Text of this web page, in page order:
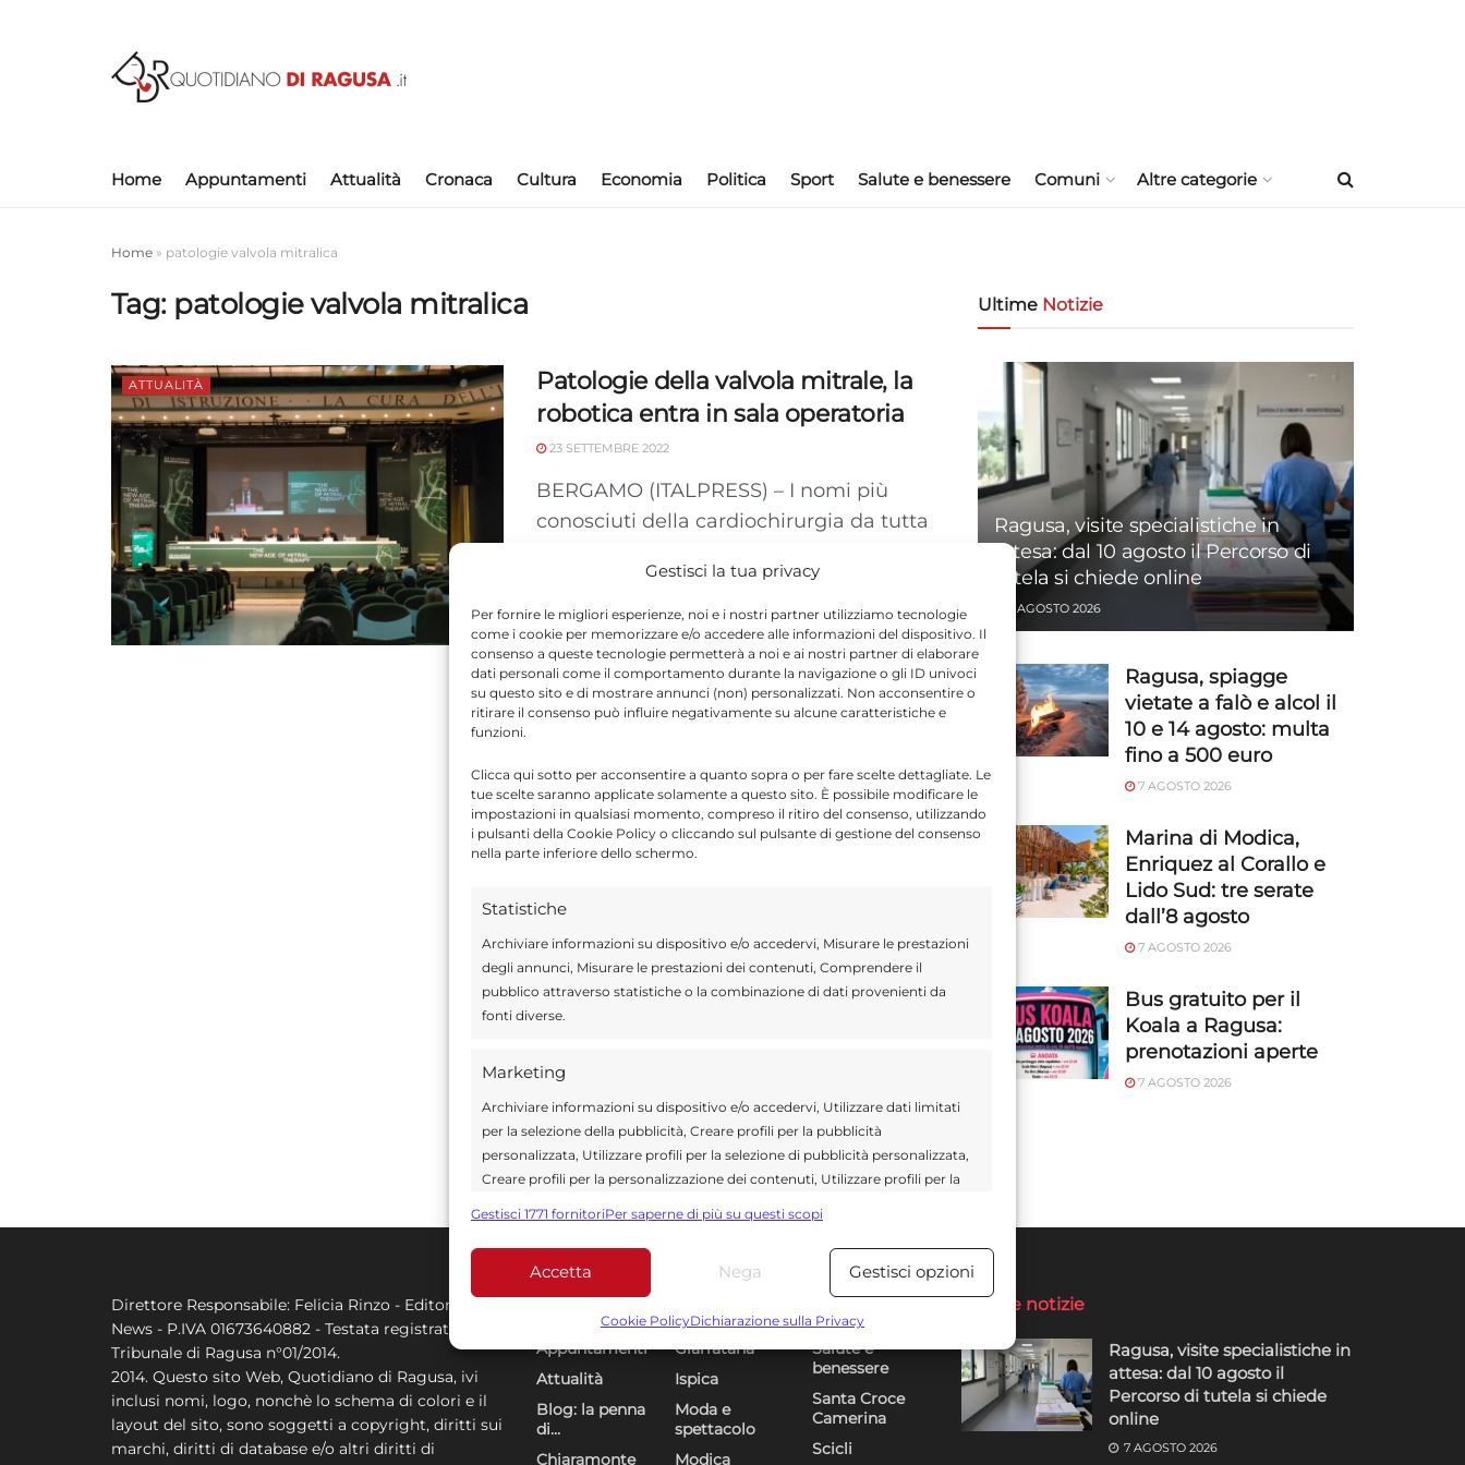
Gestisci la tua privacy
Per fornire le migliori esperienze, noi e i nostri partner utilizziamo tecnologie
come i cookie per memorizzare e/o accedere alle informazioni del dispositivo. Il
consenso a queste tecnologie permetterà a noi e ai nostri partner di elaborare
dati personali come il comportamento durante la navigazione o gli ID univoci
su questo sito e di mostrare annunci (non) personalizzati. Non acconsentire o
ritirare il consenso può influire negativamente su alcune caratteristiche e
funzioni.
Clicca qui sotto per acconsentire a quanto sopra o per fare scelte dettagliate. Le
tue scelte saranno applicate solamente a questo sito. È possibile modificare le
impostazioni in qualsiasi momento, compreso il ritiro del consenso, utilizzando
i pulsanti della Cookie Policy o cliccando sul pulsante di gestione del consenso
nella parte inferiore dello schermo.
Statistiche
Archiviare informazioni su dispositivo e/o accedervi, Misurare le prestazioni
degli annunci, Misurare le prestazioni dei contenuti, Comprendere il
pubblico attraverso statistiche o la combinazione di dati provenienti da
fonti diverse.
Marketing
Archiviare informazioni su dispositivo e/o accedervi, Utilizzare dati limitati
per la selezione della pubblicità, Creare profili per la pubblicità
personalizzata, Utilizzare profili per la selezione di pubblicità personalizzata,
Creare profili per la personalizzazione dei contenuti, Utilizzare profili per la
Utilizzare dati limitati per la selezione dei contenuti.
Funzionalità Sempre attivo
Abbinare e combinare dati provenienti da altre fonti di dati,
Utilizzare dati di geolocalizzazione precisi, Riconoscere i
dispositivi in base a informazioni richieste attivamente.
Gestisci 1771 fornitoriPer saperne di più su questi scopi
Accetta Nega Gestisci opzioni
Cookie PolicyDichiarazione sulla Privacy
Home Appuntamenti Attualità Cronaca Cultura Economia Politica Sport Salute e benessere Comuni Altre categorie
Home » patologie valvola mitralica
Tag: patologie valvola mitralica
ATTUALITÀ
Patologie della valvola mitrale, la
robotica entra in sala operatoria
23 SETTEMBRE 2022
BERGAMO (ITALPRESS) – I nomi più
conosciuti della cardiochirurgia da tutta
a Bergamo ...
Ultime Notizie
Ragusa, visite specialistiche in
attesa: dal 10 agosto il Percorso di
tutela si chiede online
7 AGOSTO 2026
Ragusa, spiagge
vietate a falò e alcol il
10 e 14 agosto: multa
fino a 500 euro
7 AGOSTO 2026
Marina di Modica,
Enriquez al Corallo e
Lido Sud: tre serate
dall’8 agosto
7 AGOSTO 2026
Bus gratuito per il
Koala a Ragusa:
prenotazioni aperte
7 AGOSTO 2026
Direttore Responsabile: Felicia Rinzo - Editore QDR
News - P.IVA 01673640882 - Testata registrata al
Tribunale di Ragusa n°01/2014.
2014. Questo sito Web, Quotidiano di Ragusa, ivi
inclusi nomi, logo, nonchè lo schema di colori e il
layout del sito, sono soggetti a copyright, diritti sui
marchi, diritti di database e/o altri diritti di
Sezioni
Appuntamenti
Attualità
Blog: la penna
di…
Chiaramonte
Giarratana
Ispica
Moda e
spettacolo
Modica
Salute e
benessere
Santa Croce
Camerina
Scicli
Ultime notizie
Ragusa, visite specialistiche in
attesa: dal 10 agosto il
Percorso di tutela si chiede
online
7 AGOSTO 2026